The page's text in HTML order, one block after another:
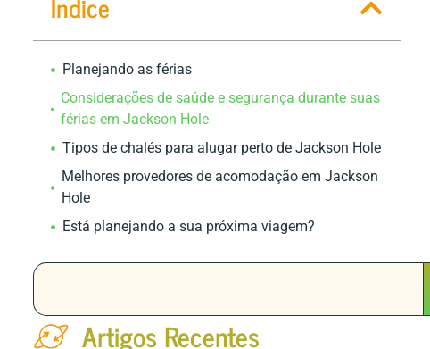
Planejando as férias
Considerações de saúde e segurança durante suas
férias em Jackson Hole
Tipos de chalés para alugar perto de Jackson Hole
Melhores provedores de acomodação em Jackson
Hole
Está planejando a sua próxima viagem?
Artigos Recentes